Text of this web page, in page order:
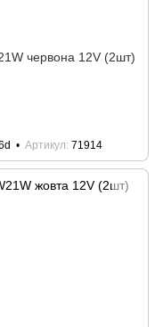
червона 12V (2шт)
Артикул 71914